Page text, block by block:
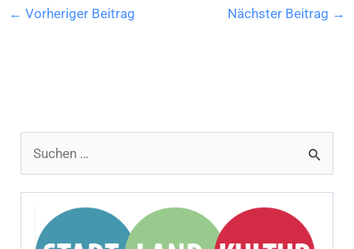
← Vorheriger Beitrag Nächster Beitrag →
u